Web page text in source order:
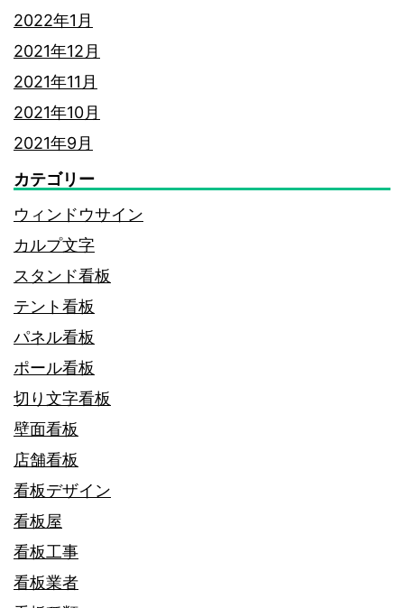
2022年1月
2021年12月
2021年11月
2021年10月
2021年9月
カテゴリー
ウィンドウサイン
カルプ文字
スタンド看板
テント看板
パネル看板
ポール看板
切り文字看板
壁面看板
店舗看板
看板デザイン
看板屋
看板工事
看板業者